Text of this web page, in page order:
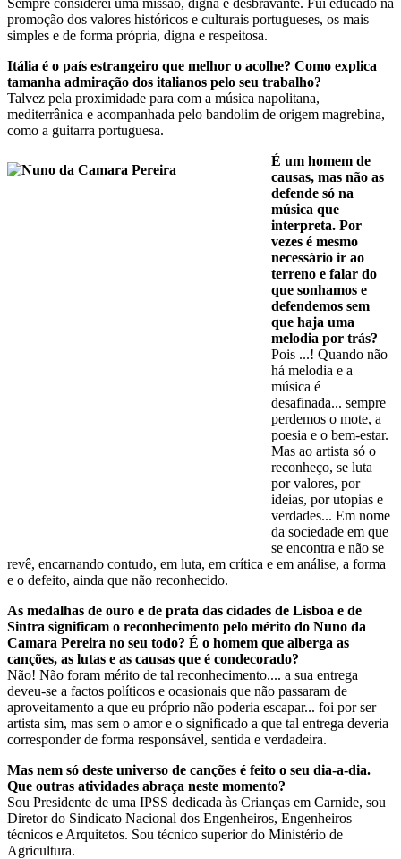
promoção dos valores históricos e culturais portugueses, os mais
simples e de forma própria, digna e respeitosa.
Itália é o país estrangeiro que melhor o acolhe? Como explica
tamanha admiração dos italianos pelo seu trabalho?
Talvez pela proximidade para com a música napolitana,
mediterrânica e acompanhada pelo bandolim de origem magrebina,
como a guitarra portuguesa.
É um homem de
causas, mas não as
defende só na
música que
interpreta. Por
vezes é mesmo
necessário ir ao
terreno e falar do
que sonhamos e
defendemos sem
que haja uma
melodia por trás?
Pois ...! Quando não
há melodia e a
música é
desafinada... sempre
perdemos o mote, a
poesia e o bem-estar.
Mas ao artista só o
reconheço, se luta
por valores, por
ideias, por utopias e
verdades... Em nome
da sociedade em que
se encontra e não se
revê, encarnando contudo, em luta, em crítica e em análise, a forma
e o defeito, ainda que não reconhecido.
As medalhas de ouro e de prata das cidades de Lisboa e de
Sintra significam o reconhecimento pelo mérito do Nuno da
Camara Pereira no seu todo? É o homem que alberga as
canções, as lutas e as causas que é condecorado?
Não! Não foram mérito de tal reconhecimento.... a sua entrega
deveu-se a factos políticos e ocasionais que não passaram de
aproveitamento a que eu próprio não poderia escapar... foi por ser
artista sim, mas sem o amor e o significado a que tal entrega deveria
corresponder de forma responsável, sentida e verdadeira.
Mas nem só deste universo de canções é feito o seu dia-a-dia.
Que outras atividades abraça neste momento?
Sou Presidente de uma IPSS dedicada às Crianças em Carnide, sou
Diretor do Sindicato Nacional dos Engenheiros, Engenheiros
técnicos e Arquitetos. Sou técnico superior do Ministério de
Agricultura.